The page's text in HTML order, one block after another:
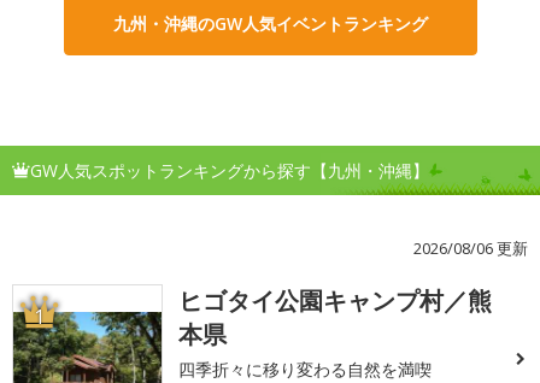
九州・沖縄のGW人気イベントランキング
GW人気スポットランキングから探す【九州・沖縄】
2026/08/06 更新
1
ヒゴタイ公園キャンプ村／熊
本県
四季折々に移り変わる自然を満喫